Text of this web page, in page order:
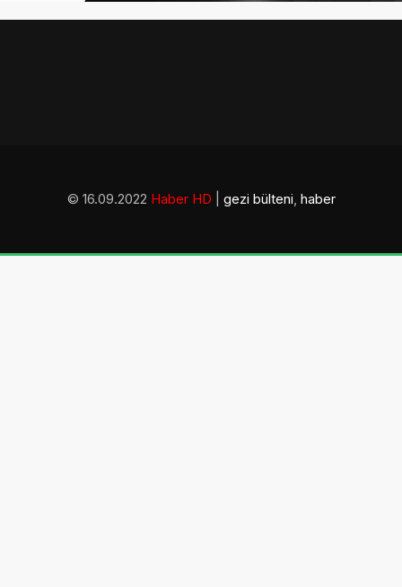
© 16.09.2022 Haber HD gezi bülteni, haber